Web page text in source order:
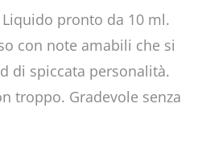
pronto da 10 ml.
con note amabili che si
di spiccata personalità.
troppo. Gradevole senza